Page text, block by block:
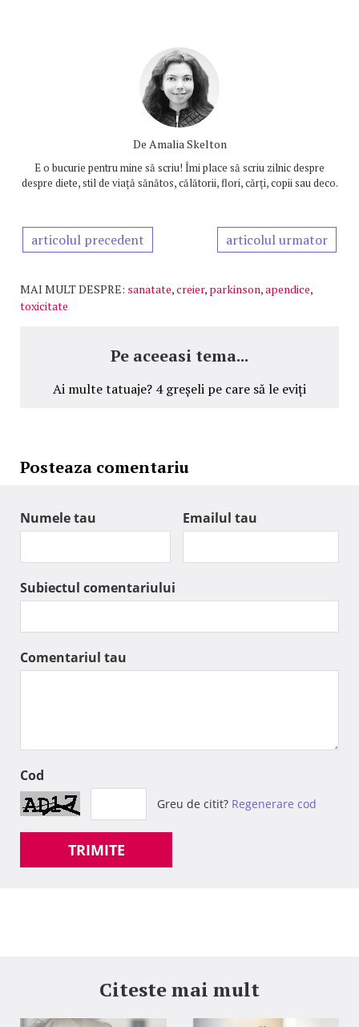
De Amalia Skelton
E o bucurie pentru mine să scriu! Îmi place să scriu zilnic despre
despre diete, stil de viață sănătos, călătorii, flori, cărți, copii sau deco.
articolul precedent articolul urmator
MAI MULT DESPRE: sanatate,creier, parkinson,apendice,
toxicitate
Pe aceeasi tema...
Ai multe tatuaje? 4 greșeli pe care să le eviți
Posteaza comentariu
Numele tau Emailul tau
Subiectul comentariului
Comentariul tau
Cod
Greu de citit? Regenerare cod
TRIMITE
Citeste mai mult